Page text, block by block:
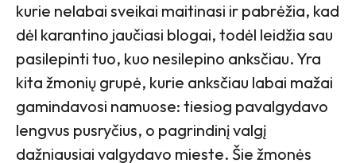
kurie nelabai sveikai maitinasi ir pabrėžia, kad
dėl karantino jaučiasi blogai, todėl leidžia sau
pasilepinti tuo, kuo nesilepino anksčiau. Yra
kita žmonių grupė, kurie anksčiau labai mažai
gamindavosi namuose: tiesiog pavalgydavo
lengvus pusryčius, o pagrindinį valgį
dažniausiai valgydavo mieste. Šie žmonės